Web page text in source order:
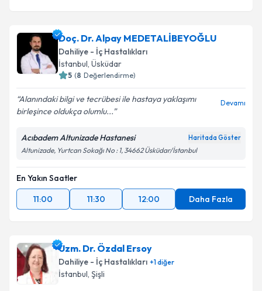
Doç. Dr. Alpay MEDETALİBEYOĞLU
Dahiliye - İç Hastalıkları
İstanbul, Üsküdar
5 (8 Değerlendirme)
Alanındaki bilgi ve tecrübesi ile hastaya yaklaşımı
birleşince oldukça olumlu...
Devamı
Acıbadem Altunizade Hastanesi Haritada Göster
Altunizade, Yurtcan Sokağı No : 1, 34662 Üsküdar/İstanbul
En Yakın Saatler
11:00
11:30 12:00 Daha Fazla
Uzm. Dr. Özdal Ersoy
Dahiliye - İç Hastalıkları +1diğer
İstanbul, Şişli